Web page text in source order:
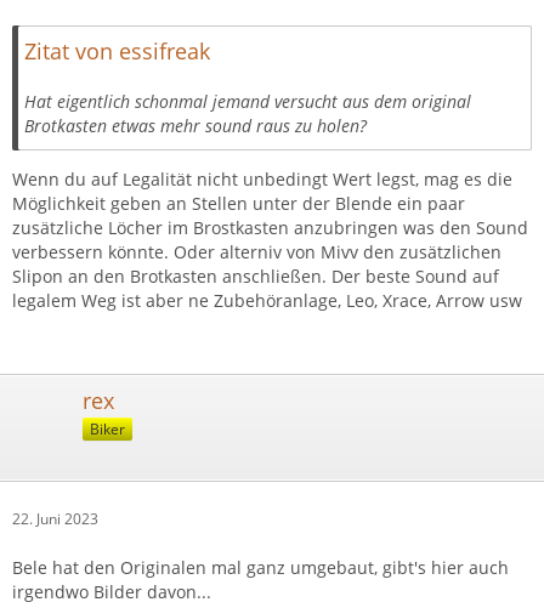
Zitat von essifreak
Hat eigentlich schonmal jemand versucht aus dem original
Brotkasten etwas mehr sound raus zu holen?
Wenn du auf Legalität nicht unbedingt Wert legst, mag es die
Möglichkeit geben an Stellen unter der Blende ein paar
zusätzliche Löcher im Brostkasten anzubringen was den Sound
verbessern könnte. Oder alterniv von Mivv den zusätzlichen
Slipon an den Brotkasten anschließen. Der beste Sound auf
legalem Weg ist aber ne Zubehöranlage, Leo, Xrace, Arrow usw
rex
Biker
22. Juni 2023
Bele hat den Originalen mal ganz umgebaut, gibt's hier auch
irgendwo Bilder davon...